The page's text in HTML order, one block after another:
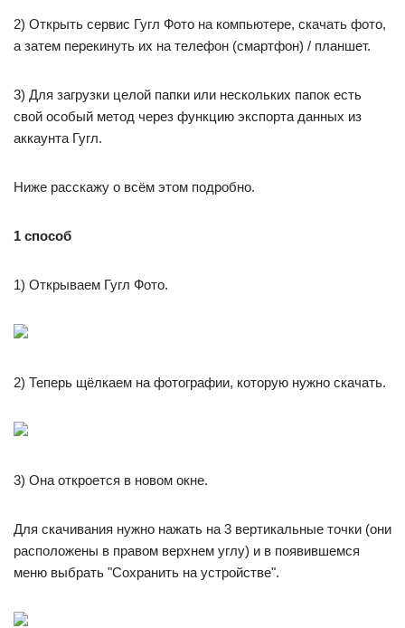
2) Открыть сервис Гугл Фото на компьютере, скачать фото,
а затем перекинуть их на телефон (смартфон) / планшет.
3) Для загрузки целой папки или нескольких папок есть
свой особый метод через функцию экспорта данных из
аккаунта Гугл.
Ниже расскажу о всём этом подробно.
1 способ
1) Открываем Гугл Фото.
2) Теперь щёлкаем на фотографии, которую нужно скачать.
3) Она откроется в новом окне.
Для скачивания нужно нажать на 3 вертикальные точки (они
расположены в правом верхнем углу) и в появившемся
меню выбрать "Сохранить на устройстве".